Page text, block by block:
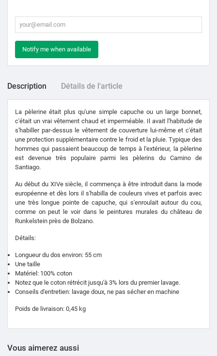
Notify me when available
Description Détails de l'article
La pèlerine était plus qu'une simple capuche ou un large bonnet,
c'était un vrai vêtement chaud et imperméable. Il avait l'habitude de
s'habiller par-dessus le vêtement de couverture lui-même et c'était
une protection supplémentaire contre le froid et la pluie. Typique des
hommes qui passaient beaucoup de temps à l'extérieur, la pèlerine
est devenue très populaire parmi les pèlerins du Camino de
Santiago.
Au début du XIVe siècle, il commença à être introduit dans la mode
européenne et dès lors il s'habilla de couleurs vives et parfois avec
une très longue pointe de capuche, qui s'enroulait autour du cou,
comme on peut le voir dans le peintures murales du château de
Runkelstein près de Bolzano.
Détails:
Longueur du dos environ: 55 cm
Une taille
Matériel: 100% coton
Notez que le coton rétrécit jusqu'à 3% lors du premier lavage.
Conseils d'entretien: lavage doux, ne pas sécher en machine
Poids de livraison: 0,45 kg
Vous aimerez aussi